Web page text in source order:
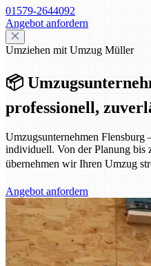
01579-2644092
Angebot anfordern
Umziehen mit Umzug Müller
📦
professionell,
Umzugsunternehmen Flensburg
individuell. Von der Planung bis
übernehmen wir Ihren Umzug
Angebot anfordern